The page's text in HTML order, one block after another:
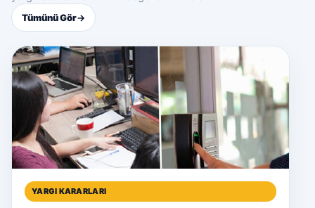
Tümünü Gör→
YARGI KARARLARI